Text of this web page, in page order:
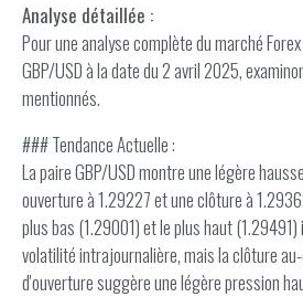
Analyse détaillée :
Pour une analyse complète du marché
GBP/USD à la date du 2 avril 2025,
mentionnés.
### Tendance Actuelle :
La paire GBP/USD montre une légère
ouverture à 1.29227 et une clôture à
plus bas (1.29001) et le plus haut
volatilité intrajournalière, mais la clôture
d'ouverture suggère une légère pression